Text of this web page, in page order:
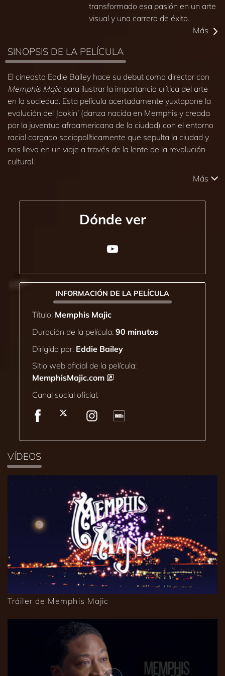
transformado esa pasión en un arte
visual y una carrera de éxito.
Más
SINOPSIS DE LA PELÍCULA
El cineasta Eddie Bailey hace su debut como director con
Memphis Majicpara ilustrar la importancia crítica del arte
en la sociedad. Esta película acertadamente yuxtapone la
evolución del Jookin’ (danza nacida en Memphis y creada
por la juventud afroamericana de la ciudad) con el entorno
racial cargado sociopolíticamente que sepulta la ciudad y
nos lleva en un viaje a través de la lente de la revolución
cultural.
Más
Dónde ver
INFORMACIÓN DE LA PELÍCULA
Título: Memphis Majic
Duración de la película: 90 minutos
Dirigido por: Eddie Bailey
Sitio web oficial de la película:
MemphisMajic.com
Canal social oficial:
VÍDEOS
Tráiler de Memphis Majic